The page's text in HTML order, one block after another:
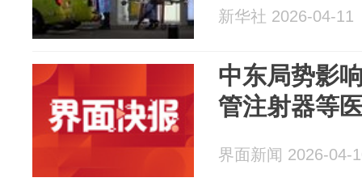
新华社 2026-04-11
中东局势影
管注射器等
界面新闻 2026-04-